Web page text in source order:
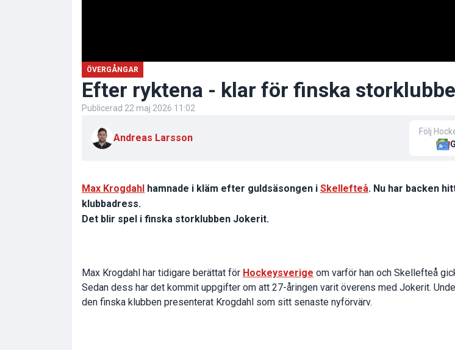
ÖVERGÅNGAR
Efter ryktena - klar för finska
Publicerad 22 maj 2026 11:02
Andreas Larsson
Följ
Max Krogdahl hamnade i kläm efter guldsäsongen i Skellefteå. Nu har backen
klubbadress.
Det blir spel i finska storklubben Jokerit.
Max Krogdahl har tidigare berättat för Hockeysverige om varför han och Skellefteå
Sedan dess har det kommit uppgifter om att 27-åringen varit överens med Jokerit.
den finska klubben presenterat Krogdahl som sitt senaste nyförvärv.